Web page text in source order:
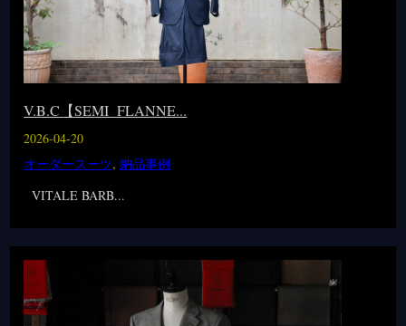
V.B.C【SEMI FLANNE...
2026-04-20
オーダースーツ,納品事例
VITALE BARB...